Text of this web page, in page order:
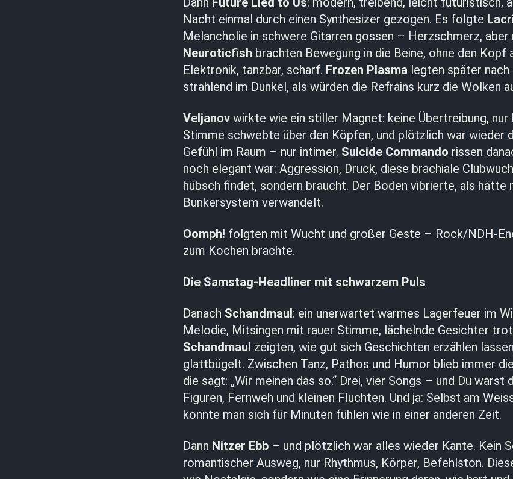
Nacht einmal durch einen Synthesizer gezogen. Es folgte
Melancholie in schwere Gitarren gossen – Herzschmerz, aber
Neuroticfish brachten Bewegung in die Beine, ohne den Kopf
Elektronik, tanzbar, scharf. Frozen Plasma legten später nach
strahlend im Dunkel, als würden die Refrains kurz die Wolken
Veljanov wirkte wie ein stiller Magnet: keine Übertreibung, nur
Stimme schwebte über den Köpfen, und plötzlich war wieder
Gefühl im Raum – nur intimer. Suicide Commando rissen
noch elegant war: Aggression, Druck, diese brachiale
hübsch findet, sondern braucht. Der Boden vibrierte, als hätte
Bunkersystem verwandelt.
Oomph! folgten mit Wucht und großer Geste – Rock/NDH-
zum Kochen brachte.
Die Samstag-Headliner mit schwarzem Puls
Danach Schandmaul: ein unerwartet warmes Lagerfeuer im
Melodie, Mitsingen mit rauer Stimme, lächelnde Gesichter
Schandmaul zeigten, wie gut sich Geschichten erzählen
glattbügelt. Zwischen Tanz, Pathos und Humor blieb immer
die sagt: „Wir meinen das so.“ Drei, vier Songs – und Du warst
Figuren, Fernweh und kleinen Fluchten. Und ja: Selbst am
konnte man sich für Minuten fühlen wie in einer anderen Zeit.
Dann Nitzer Ebb – und plötzlich war alles wieder Kante. Kein
romantischer Ausweg, nur Rhythmus, Körper, Befehlston.